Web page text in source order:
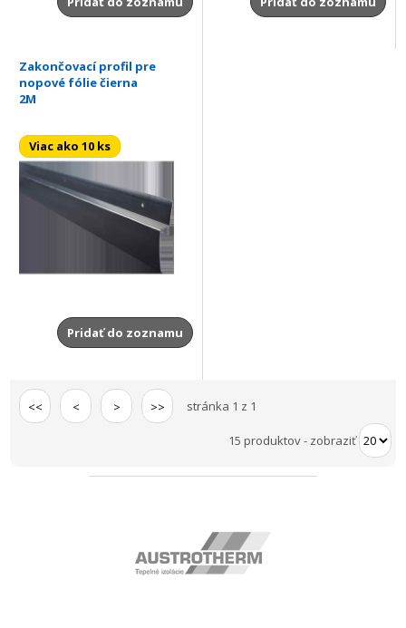
Zakončovací profil pre
nopové fólie čierna
2M
Viac ako 10 ks
Pridať do zoznamu
<< < > >> stránka 1 z 1
15 produktov- zobraziť